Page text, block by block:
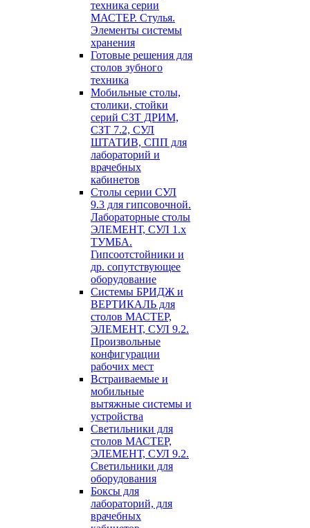
техника серии
МАСТЕР. Стулья.
Элементы системы
хранения
Готовые решения для
столов зубного
техника
Мобильные столы,
столики, стойки
серий СЗТ ДРИМ,
СЗТ 7.2, СУЛ
ШТАТИВ, СПП для
лабораторий и
врачебных
кабинетов
Столы серии СУЛ
9.3 для гипсовочной.
Лабораторные столы
ЭЛЕМЕНТ, СУЛ 1.х
ТУМБА.
Гипсоотстойники и
др. сопутствующее
оборудование
Системы БРИДЖ и
ВЕРТИКАЛЬ для
столов МАСТЕР,
ЭЛЕМЕНТ, СУЛ 9.2.
Произвольные
конфигурации
рабочих мест
Встраиваемые и
мобильные
вытяжные системы и
устройства
Светильники для
столов МАСТЕР,
ЭЛЕМЕНТ, СУЛ 9.2.
Светильники для
оборудования
Боксы для
лабораторий, для
врачебных